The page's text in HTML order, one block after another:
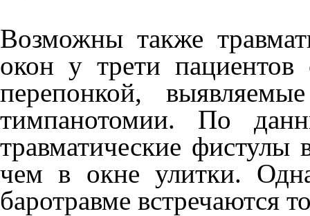
Возможны также
окон у трети пациен­тов
перепонкой,
тимпанотомии. По
травматические фистулы
чем в окне улитки.
баротравме встречаются